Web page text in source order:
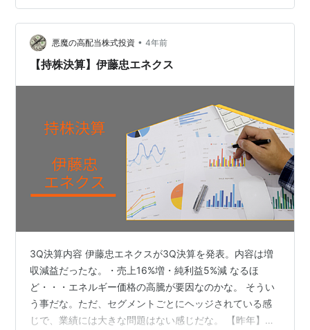
いる割に業績は安定してますな。 4つの事業部門がいい
感じに補い合ってる感じだな。配当金も増配発表だな。
マジっすか！？ 配当金政策 増配を発表と累進配当政策
（2年間）も発表だな。2円増配の年間52円の配当金にな
悪魔の高配当株式投資 • 4年前
【持株決算】伊藤忠エネクス
3Q決算内容 伊藤忠エネクスが3Q決算を発表。内容は増
収減益だったな。・売上16%増・純利益5%減 なるほ
ど・・・エネルギー価格の高騰が要因なのかな。 そうい
う事だな。ただ、セグメントごとにヘッジされている感
じで、業績には大きな問題はない感じだな。 【昨年】